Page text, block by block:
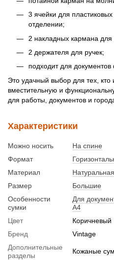
3 ячейки для
отделении;
2 накладных кармана
2 держателя для ручек;
подходит для
Это удачный выбор для тех, кто
вместительную и
для работы, документов и
Характеристики
Можно носить
На спине
Формат
Материал
Размер
Большие
Особенности
сумки
Для
А4
Цвет
Коричневый
Бренд
Vintage
Дополнительные
разделы
Кожаные